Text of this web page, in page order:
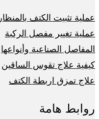
عملية تثبيت الكتف بالمنظار
عملية تغيير مفصل الركبة
المفاصل الصناعية وأنواعها
كيفية علاج تقوس الساقين
علاج تمزق اربطة الكتف
روابط هامة